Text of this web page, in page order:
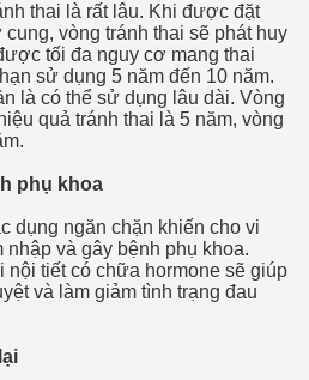
thai là rất lâu. Khi được đặt
vòng tránh thai sẽ phát huy
tối đa nguy cơ mang thai
sử dụng 5 năm đến 10 năm.
là có thể sử dụng lâu dài. Vòng
quả tránh thai là 5 năm, vòng
phụ khoa
dụng ngăn chặn khiến cho vi
nhập và gây bệnh phụ khoa.
nội tiết có chữa hormone sẽ giúp
và làm giảm tình trạng đau